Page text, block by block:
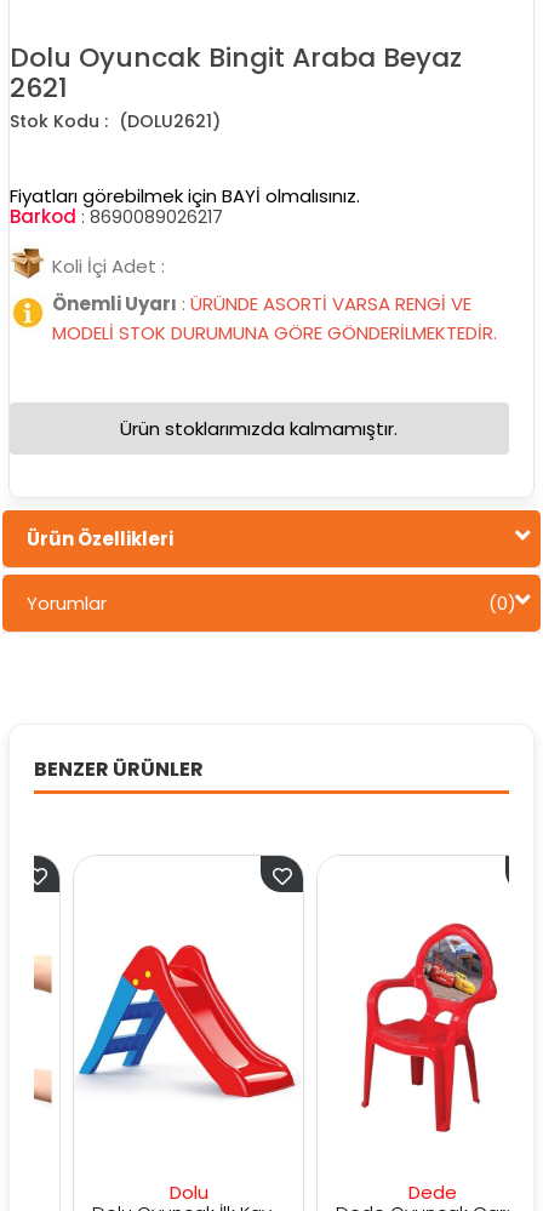
Dolu Oyuncak Bingit Araba Beyaz
2621
(DOLU2621)
Fiyatları görebilmek için BAYİ olmalısınız.
Barkod : 8690089026217
Koli İçi Adet :
Önemli Uyarı : ÜRÜNDE ASORTİ VARSA RENGİ VE
MODELİ STOK DURUMUNA GÖRE GÖNDERİLMEKTEDİR.
Ürün stoklarımızda kalmamıştır.
Ürün Özellikleri
Yorumlar (0)
BENZER ÜRÜNLER
Dolu
Dede